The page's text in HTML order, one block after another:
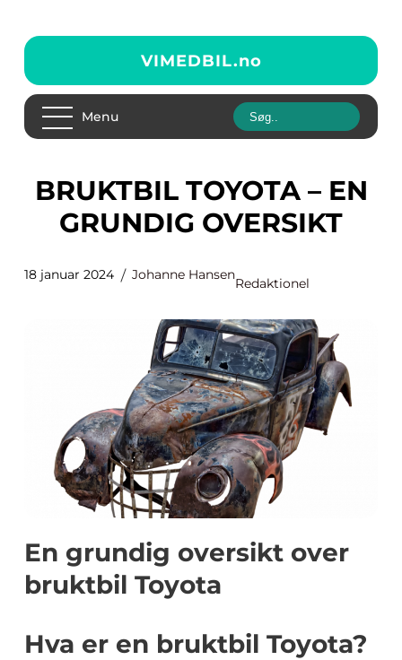
VIMEDBIL.no
Menu
BRUKTBIL TOYOTA – EN
GRUNDIG OVERSIKT
18 januar 2024 Johanne Hansen
Redaktionel
En grundig oversikt over
bruktbil Toyota
Hva er en bruktbil Toyota?